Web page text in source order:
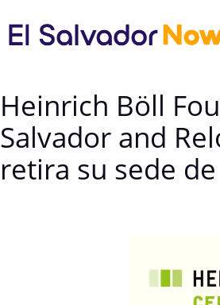
Heinrich Böll
Salvador and
retira su sede